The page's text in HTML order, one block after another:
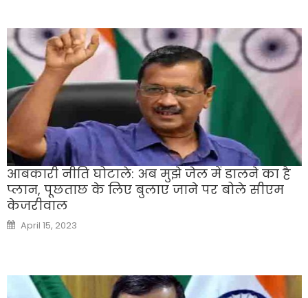
आबकारी नीति घोटाले: अब मुझे जेल में डालने का है
प्लान, पूछताछ के लिए बुलाए जाने पर बोले सीएम
केजरीवाल
Posted
on
April 15, 2023